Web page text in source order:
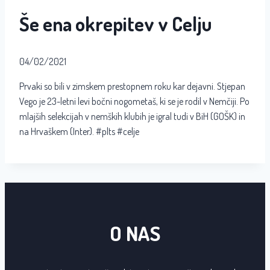
Še ena okrepitev v Celju
04/02/2021
Prvaki so bili v zimskem prestopnem roku kar dejavni. Stjepan
Vego je 23-letni levi bočni nogometaš, ki se je rodil v Nemčiji. Po
mlajših selekcijah v nemških klubih je igral tudi v BiH (GOŠK) in
na Hrvaškem (Inter). #plts #celje
O NAS